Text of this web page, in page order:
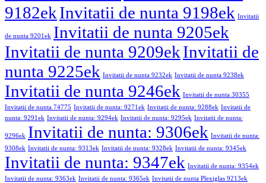
9182ekInvitatii de nunta 9198ek Invitatii
de nunta 9201ek Invitatii de nunta 9205ek
Invitatii de nunta 9209ekInvitatii de
nunta 9225ek Invitatii de nunta 9232ek Invitatii de nunta 9238ek
Invitatii de nunta 9246ek Invitatii de nunta 30355
Invitatii de nunta 74775 Invitatii de nunta: 9271ek Invitatii de nunta: 9288ek Invitatii de
nunta: 9291ek Invitatii de nunta: 9294ek Invitatii de nunta: 9295ek Invitatii de nunta:
9296ek Invitatii de nunta: 9306ek Invitatii de nunta:
9308ek Invitatii de nunta: 9313ek Invitatii de nunta: 9328ek Invitatii de nunta: 9345ek
Invitatii de nunta: 9347ek Invitatii de nunta: 9354ek
Invitatii de nunta: 9363ek Invitatii de nunta: 9365ek Invitatii de nunta Plexiglas 9213ek